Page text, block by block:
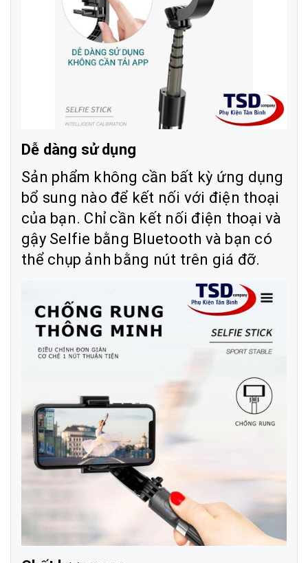
Dễ dàng sử dụng
Sản phẩm không cần bất kỳ ứng dụng
bổ sung nào để kết nối với điện thoại
của bạn. Chỉ cần kết nối điện thoại và
gậy Selfie bằng Bluetooth và bạn có
thể chụp ảnh bằng nút trên giá đỡ.